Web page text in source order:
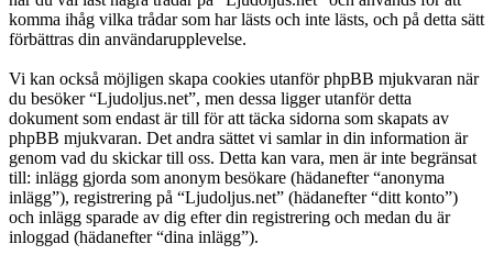
komma ihåg vilka trådar som har lästs och inte lästs, och på detta sätt
förbättras din användarupplevelse.
Vi kan också möjligen skapa cookies utanför phpBB mjukvaran när
du besöker “Ljudoljus.net”, men dessa ligger utanför detta
dokument som endast är till för att täcka sidorna som skapats av
phpBB mjukvaran. Det andra sättet vi samlar in din information är
genom vad du skickar till oss. Detta kan vara, men är inte begränsat
till: inlägg gjorda som anonym besökare (hädanefter “anonyma
inlägg”), registrering på “Ljudoljus.net” (hädanefter “ditt konto”)
och inlägg sparade av dig efter din registrering och medan du är
inloggad (hädanefter “dina inlägg”).